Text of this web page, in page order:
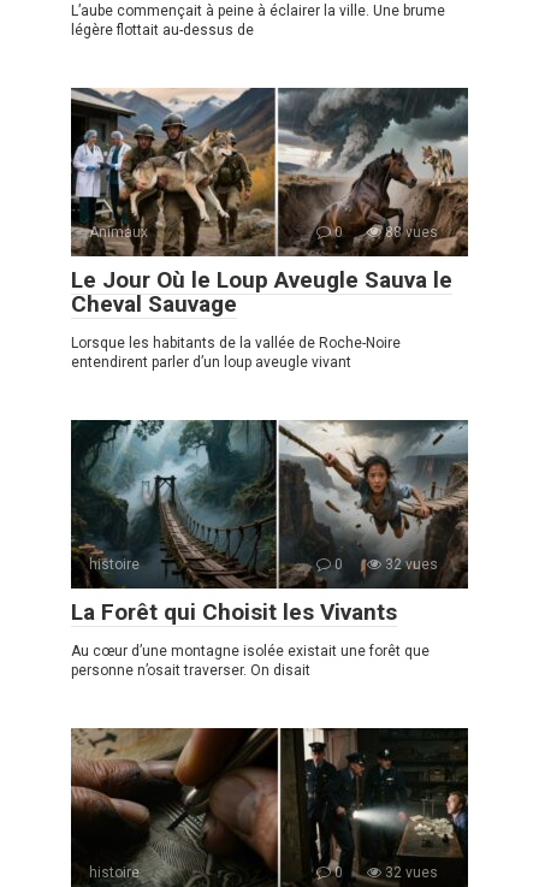
L’aube commençait à peine à éclairer la ville. Une brume
légère flottait au-dessus de
Animaux 0 88 vues
Le Jour Où le Loup Aveugle Sauva le
Cheval Sauvage
Lorsque les habitants de la vallée de Roche-Noire
entendirent parler d’un loup aveugle vivant
histoire 0 32 vues
La Forêt qui Choisit les Vivants
Au cœur d’une montagne isolée existait une forêt que
personne n’osait traverser. On disait
histoire 0 32 vues